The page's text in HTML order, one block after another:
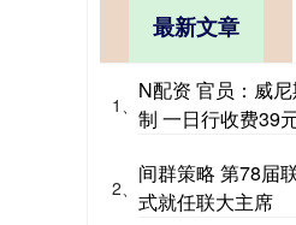
最新文章
1、
N配资 官员：威
制 一日行收费39
2、
间群策略 第78届
式就任联大主席